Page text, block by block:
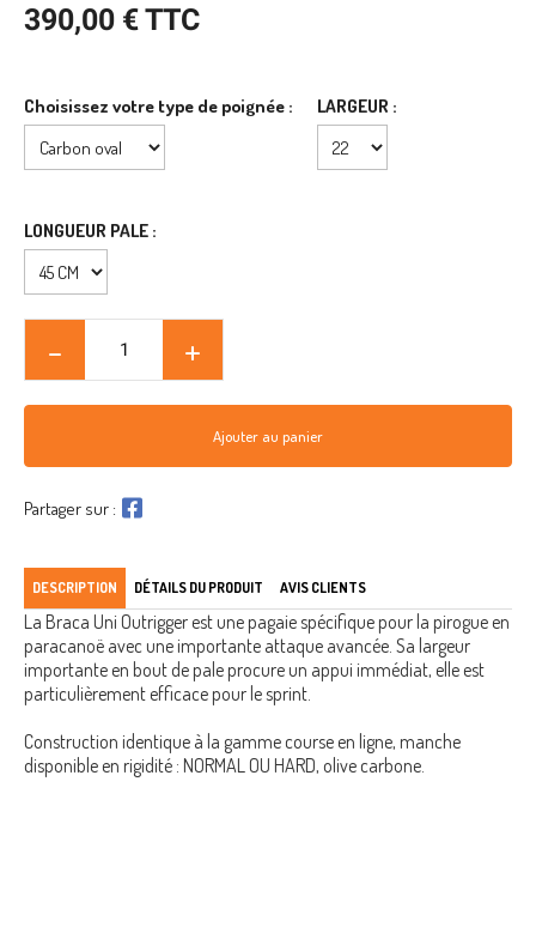
DESCRIPTION DÉTAILS DU PRODUIT AVIS CLIENTS
La Braca Uni Outrigger est une pagaie spécifique pour la pirogue en
paracanoë avec une importante attaque avancée. Sa largeur
importante en bout de pale procure un appui immédiat, elle est
particulièrement efficace pour le sprint.
Construction identique à la gamme course en ligne, manche
disponible en rigidité : NORMAL OU HARD, olive carbone.
390,00 € TTC
Choisissez votre type de poignée : LARGEUR :
LONGUEUR PALE :
Ajouter au panier
Partager sur :